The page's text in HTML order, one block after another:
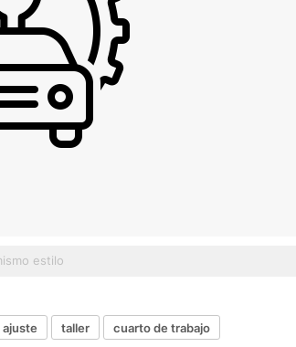
ajuste taller cuarto de trabajo